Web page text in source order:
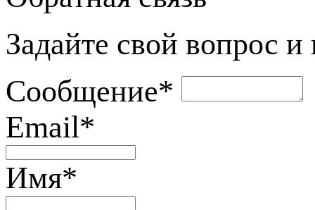
Задайте свой вопрос
Сообщение*
Email*
Имя*